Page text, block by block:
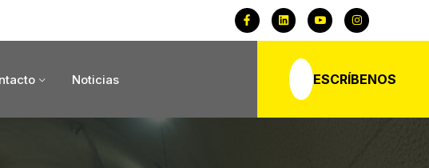
Noticias ESCRÍBENOS